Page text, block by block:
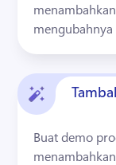
Buat demo